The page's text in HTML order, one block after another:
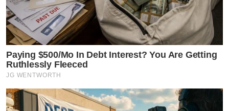
Paying $500/Mo In Debt Interest? You Are Getting
Ruthlessly Fleeced
JG WENTWORTH